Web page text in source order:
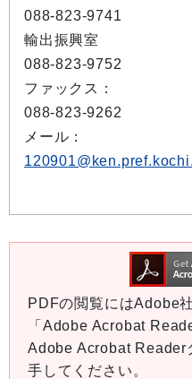
088-823-9741
輸出振興室
088-823-9752
ファックス：
088-823-9262
メール：
PDFの閲覧にはAdobe
「Adobe Acrobat
Adobe Acrobat Reader
手してください。